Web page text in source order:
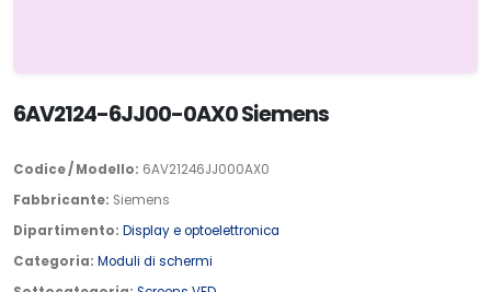
6AV2124-6JJ00-0AX0 Siemens
Codice / Modello: 6AV21246JJ000AX0
Fabbricante: Siemens
Dipartimento: Display e optoelettronica
Categoria: Moduli di schermi